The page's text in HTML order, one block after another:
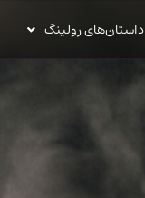
داستان‌های رولینگ